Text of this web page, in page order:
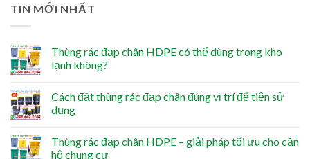
TIN MỚI NHẤT
Thùng rác đạp chân HDPE có thể dùng trong kho
lạnh không?
Cách đặt thùng rác đạp chân đúng vị trí để tiện sử
dụng
Thùng rác đạp chân HDPE – giải pháp tối ưu cho căn
hộ chung cư